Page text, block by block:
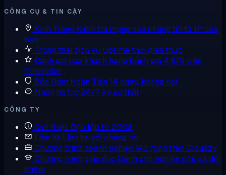
CÔNG CỤ & TIN CẬY
Kính Tròng Kiểm tra mạng của chúng tôi từ IP của
bạn
Trạng thái dịch vụ Uptime thời gian thực
Đánh giá của khách hàng Đánh giá 4,6/5 trên
Trustpilot
Bảo Đảm Hoàn Tiền 14 ngày, không hỏi
Nhận hỗ trợ 24/7, kỹ sư thật
CÔNG TY
Giới thiệu Độc lập từ 2008
Liên hệ Liên hệ với chúng tôi
Chương trình doanh nghiệp Mở rộng trên Cloudzy
Chương trình giáo dục Dành cho nghiên cứu và đội
nhóm